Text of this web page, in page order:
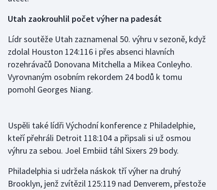
Utah zaokrouhlil počet výher na padesát
Lídr soutěže Utah zaznamenal 50. výhru v sezoně, když
zdolal Houston 124:116 i přes absenci hlavních
rozehrávačů Donovana Mitchella a Mikea Conleyho.
Vyrovnaným osobním rekordem 24 bodů k tomu
pomohl Georges Niang.
Uspěli také lídři Východní konference z Philadelphie,
kteří přehráli Detroit 118:104 a připsali si už osmou
výhru za sebou. Joel Embiid táhl Sixers 29 body.
Philadelphia si udržela náskok tří výher na druhý
Brooklyn, jenž zvítězil 125:119 nad Denverem, přestože